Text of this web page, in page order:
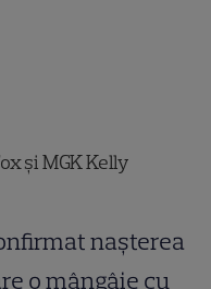
și MGK Kelly
nașterea
o mângâie cu